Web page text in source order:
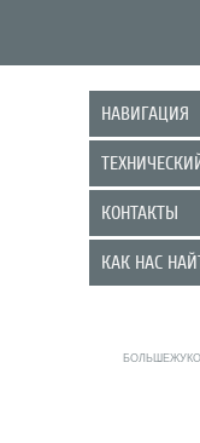
НАВИГАЦИЯ
КОНТАКТЫ
КАК НАС